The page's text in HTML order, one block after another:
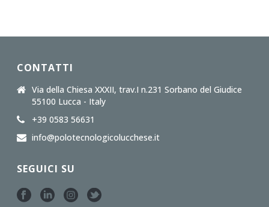
CONTATTI
Via della Chiesa XXXII, trav.I n.231 Sorbano del Giudice
55100 Lucca - Italy
+39 0583 56631
info@polotecnologicolucchese.it
SEGUICI SU